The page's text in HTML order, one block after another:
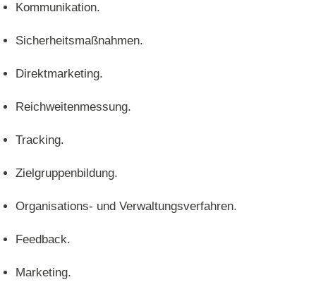
Kommunikation.
Sicherheitsmaßnahmen.
Direktmarketing.
Reichweitenmessung.
Tracking.
Zielgruppenbildung.
Organisations- und Verwaltungsverfahren.
Feedback.
Marketing.